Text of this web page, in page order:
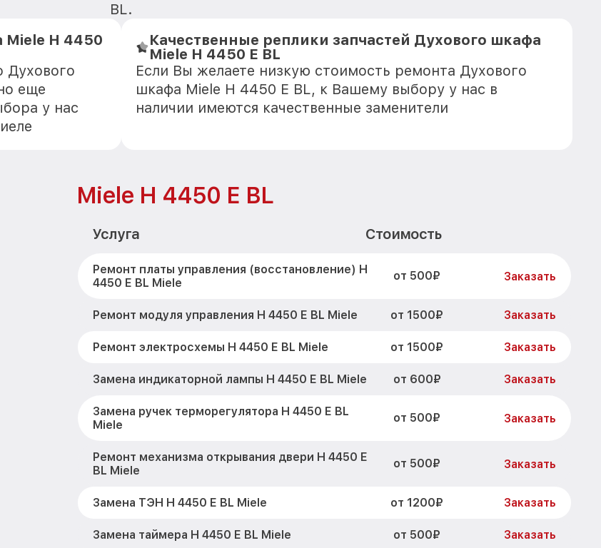
BL.
Miele H 4450
Духового
еще
у нас
Качественные реплики запчастей Духового шкафа
Miele H 4450 E BL
Если Вы желаете низкую стоимость ремонта Духового
шкафа Miele H 4450 E BL, к Вашему выбору у нас в
наличии имеются качественные заменители
Miele H 4450 E BL
Услуга Стоимость
Ремонт платы управления (восстановление) H
4450 E BL Miele
от 500₽ Заказать
Ремонт модуля управления H 4450 E BL Miele от 1500₽ Заказать
Ремонт электросхемы H 4450 E BL Miele от 1500₽ Заказать
Замена индикаторной лампы H 4450 E BL Miele от 600₽ Заказать
Замена ручек терморегулятора H 4450 E BL
Miele
от 500₽ Заказать
Ремонт механизма открывания двери H 4450 E
BL Miele
от 500₽ Заказать
Замена ТЭН H 4450 E BL Miele от 1200₽ Заказать
Замена таймера H 4450 E BL Miele от 500₽ Заказать